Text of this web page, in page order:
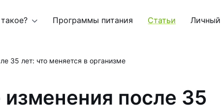
Программы питания Статьи Личный
35 лет: что меняется в организме
после 35